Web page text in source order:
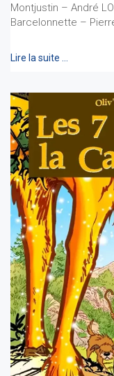
Montjustin – André
Barcelonnette –
Lire la suite …